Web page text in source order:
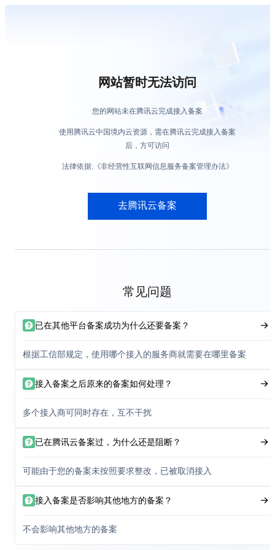
网站暂时无法访问
您的网站未在腾讯云完成接入备案
使用腾讯云中国境内云资源，需在腾讯云完成接入备案
后，方可访问
法律依据:《非经营性互联网信息服务备案管理办法》
去腾讯云备案
常见问题
已在其他平台备案成功为什么还要备案？
根据工信部规定，使用哪个接入的服务商就需要在哪里备案
接入备案之后原来的备案如何处理？
多个接入商可同时存在，互不干扰
已在腾讯云备案过，为什么还是阻断？
可能由于您的备案未按照要求整改，已被取消接入
接入备案是否影响其他地方的备案？
不会影响其他地方的备案